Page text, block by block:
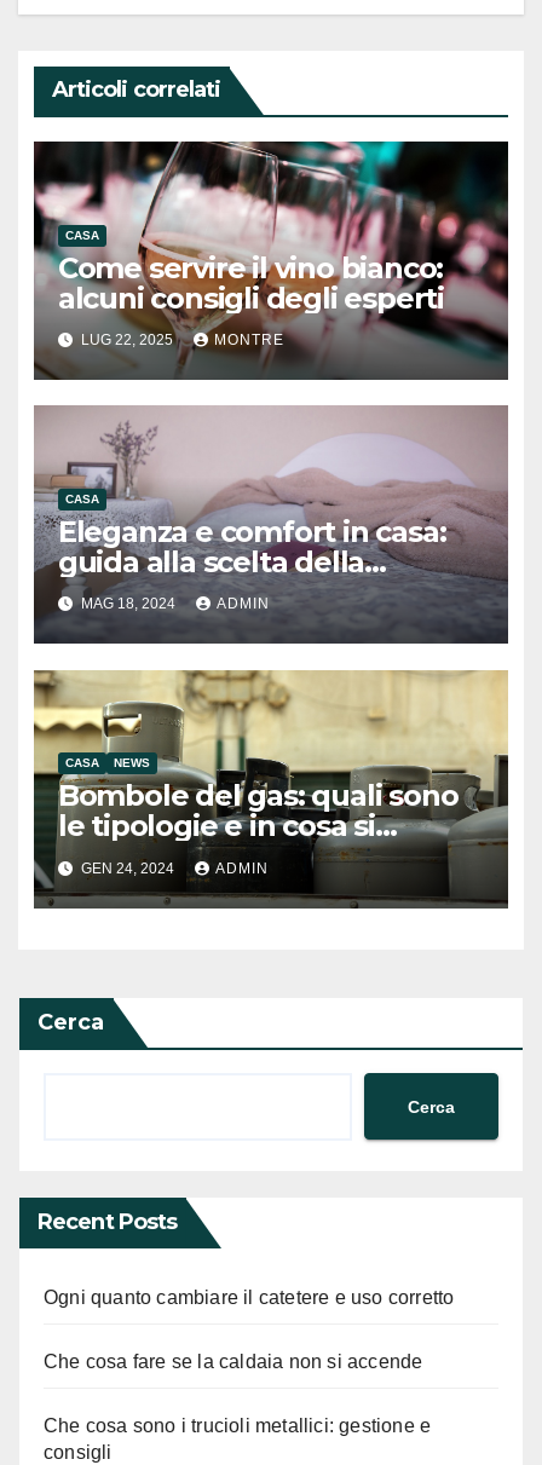
Articoli correlati
CASA
Come servire il vino bianco:
alcuni consigli degli esperti
LUG 22, 2025 MONTRE
CASA
Eleganza e comfort in casa:
guida alla scelta della
migliore biancheria per la
casa
MAG 18, 2024 ADMIN
CASA NEWS
Bombole del gas: quali sono
le tipologie e in cosa si
differenziano
GEN 24, 2024 ADMIN
Cerca
Cerca
Recent Posts
Ogni quanto cambiare il catetere e uso corretto
Che cosa fare se la caldaia non si accende
Che cosa sono i trucioli metallici: gestione e
consigli